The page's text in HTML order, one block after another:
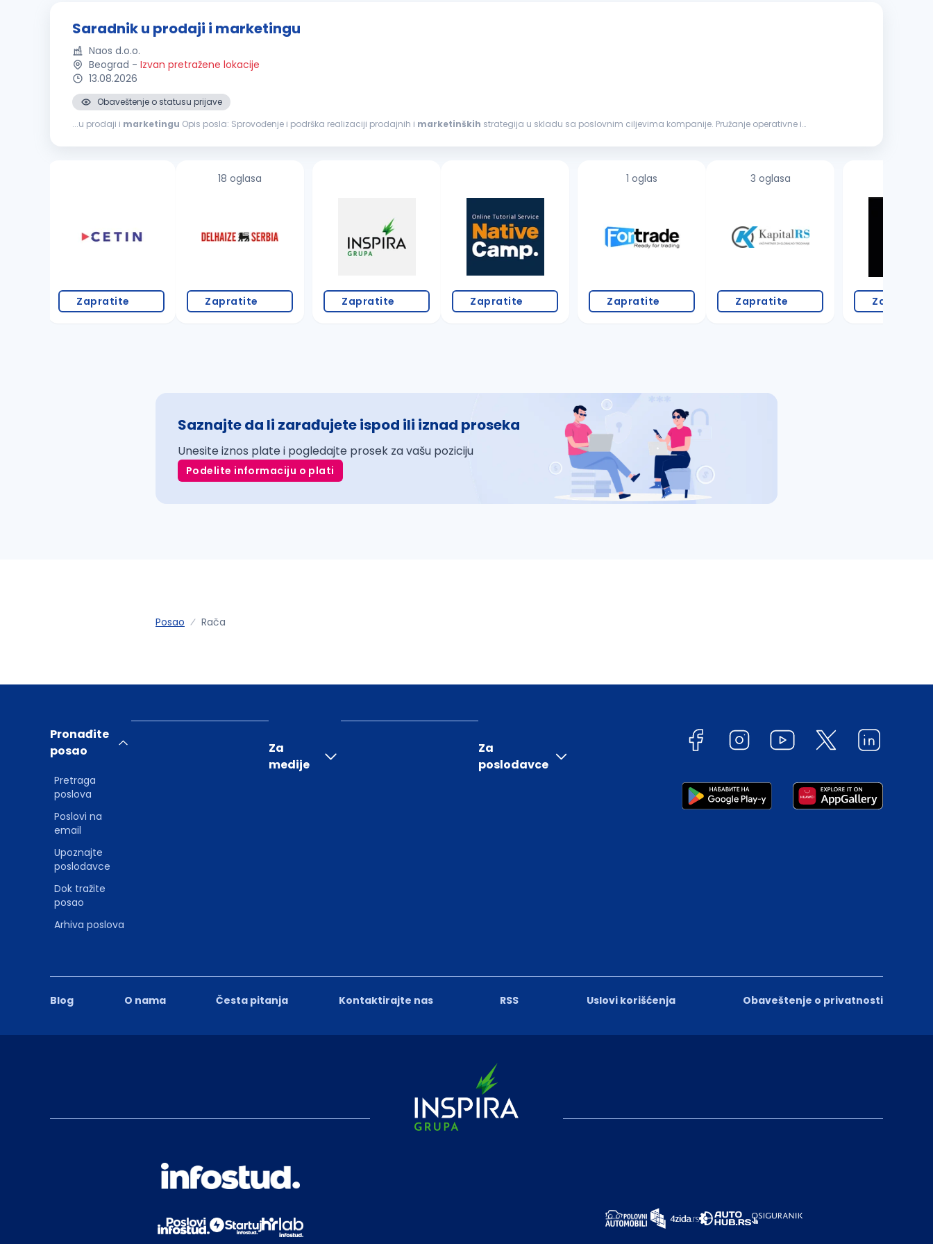
Saradnik u prodaji i marketingu
Naos d.o.o.
Beograd - Izvan pretražene lokacije
13.08.2026
Obaveštenje o statusu prijave
...u prodaji i marketingu Opis posla: Sprovođenje i podrška realizaciji prodajnih i marketinških strategija u skladu sa poslovnim ciljevima kompanije. Pružanje operativne i
Zapratite
18 oglasa
Zapratite Zapratite Zapratite
1 oglas
Zapratite
3 oglasa
Zapratite Zapratite
Saznajte da li zarađujete ispod ili iznad proseka
Unesite iznos plate i pogledajte prosek za vašu poziciju
Podelite informaciju o plati
Posao Rača
Blog O nama Česta pitanja Kontaktirajte nas RSS Uslovi korišćenja Obaveštenje o privatnosti
Pronađite
posao
Pretraga
poslova
Poslovi na
email
Upoznajte
poslodavce
Dok tražite
posao
Arhiva poslova
Za
medije
Za
poslodavce